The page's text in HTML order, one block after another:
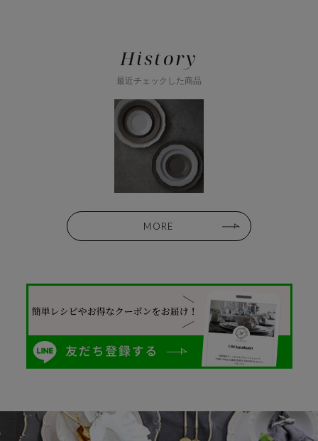
History
最近チェックした商品
MORE